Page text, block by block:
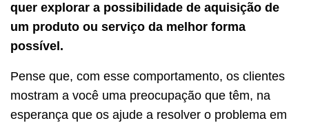
quer explorar a possibilidade de aquisição de
um produto ou serviço da melhor forma
possível.
Pense que, com esse comportamento, os clientes
mostram a você uma preocupação que têm, na
esperança que os ajude a resolver o problema em